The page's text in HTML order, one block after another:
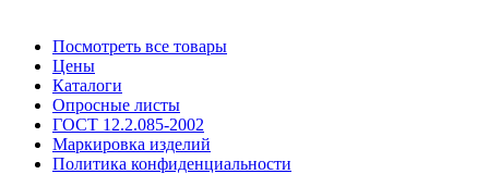
Посмотреть все товары
Цены
Каталоги
Опросные листы
ГОСТ 12.2.085-2002
Маркировка изделий
Политика конфиденциальности